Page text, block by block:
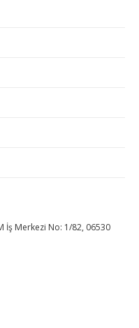
İş Merkezi No: 1/82, 06530